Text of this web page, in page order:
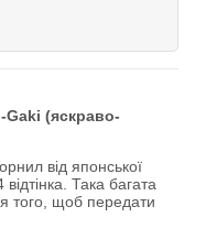
(яскраво-
від японської
Така багата
того, щоб передати